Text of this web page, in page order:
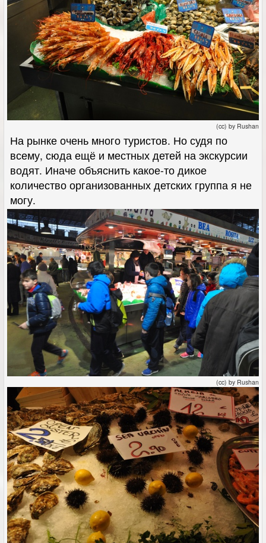
(cc) by Rushan
На рынке очень много туристов. Но судя по
всему, сюда ещё и местных детей на экскурсии
водят. Иначе объяснить какое-то дикое
количество организованных детских группа я не
могу.
(cc) by Rushan